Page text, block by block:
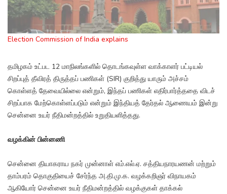
Election Commission of India explains
தமிழகம் உட்பட 12 மாநிலங்களில் தொடங்கவுள்ள வாக்காளர் பட்டியல்
சிறப்புத் தீவிரத் திருத்தப் பணிகள் (SIR) குறித்து யாரும் அச்சம்
கொள்ளத் தேவையில்லை என்றும், இந்தப் பணிகள் எதிர்பார்த்ததை விடச்
சிறப்பாக மேற்கொள்ளப்படும் என்றும் இந்தியத் தேர்தல் ஆணையம் இன்று
சென்னை உயர் நீதிமன்றத்தில் உறுதியளித்தது.
வழக்கின் பின்னணி
சென்னை தியாகராய நகர் முன்னாள் எம்.எல்.ஏ. சத்தியநாரயணன் மற்றும்
தாம்பரம் தொகுதியைச் சேர்ந்த அ.தி.மு.க. வழக்கறிஞர் விநாயகம்
ஆகியோர் சென்னை உயர் நீதிமன்றத்தில் வழக்குகள் தாக்கல்